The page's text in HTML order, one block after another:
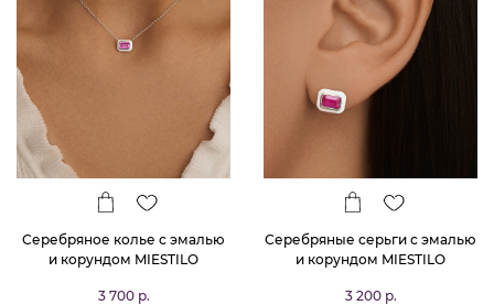
Серебряное колье с эмалью
и корундом MIESTILO
3 700 р.
Серебряные серьги с эмалью
и корундом MIESTILO
3 200 р.